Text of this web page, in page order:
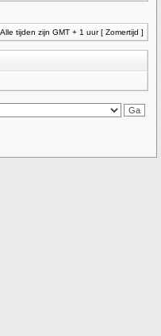
Alle tijden zijn GMT + 1 uur [ Zomertijd ]